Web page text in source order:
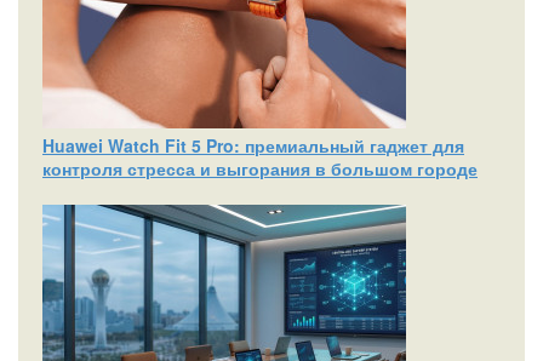
Huawei Watch Fit 5 Pro: премиальный гаджет для
контроля стресса и выгорания в большом городе